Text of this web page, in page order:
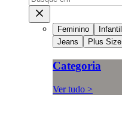
Feminino Infantil
Jeans
Plus Size
Categoria
Ver tudo >